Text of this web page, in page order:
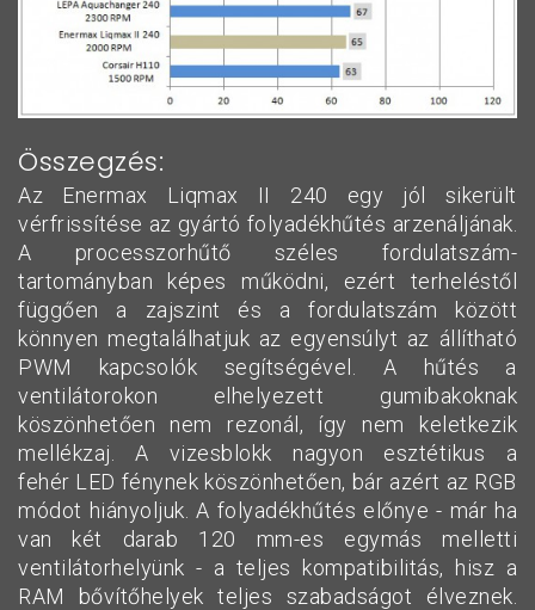
Összegzés:
Az Enermax Liqmax II 240 egy jól sikerült
vérfrissítése az gyártó folyadékhűtés arzenáljának.
A processzorhűtő széles fordulatszám-
tartományban képes működni, ezért terheléstől
függően a zajszint és a fordulatszám között
könnyen megtalálhatjuk az egyensúlyt az állítható
PWM kapcsolók segítségével. A hűtés a
ventilátorokon elhelyezett gumibakoknak
köszönhetően nem rezonál, így nem keletkezik
mellékzaj. A vizesblokk nagyon esztétikus a
fehér LED fénynek köszönhetően, bár azért az RGB
módot hiányoljuk. A folyadékhűtés előnye - már ha
van két darab 120 mm-es egymás melletti
ventilátorhelyünk - a teljes kompatibilitás, hisz a
RAM bővítőhelyek teljes szabadságot élveznek.